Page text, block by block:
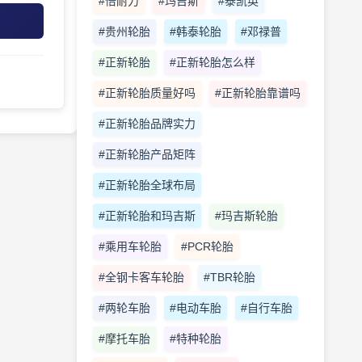
#贵州轮胎 #韩泰轮胎 #邓禄普
#正新轮胎 #正新轮胎怎么样
#正新轮胎质量好吗 #正新轮胎靠谱吗
#正新轮胎品牌实力
#正新轮胎产品矩阵
#正新轮胎全球布局
#正新轮胎和玛吉斯 #玛吉斯轮胎
#乘用车轮胎 #PCR轮胎
#全钢卡客车轮胎 #TBR轮胎
#两轮车胎 #电动车胎 #自行车胎
#摩托车胎 #特种轮胎